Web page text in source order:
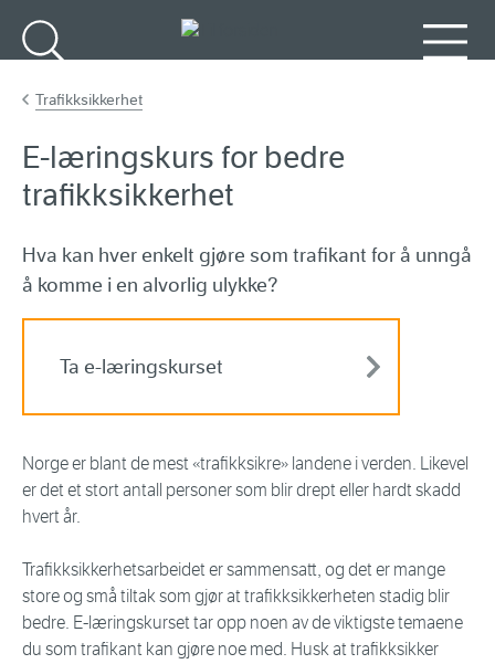
Trafikksikkerhet
E-læringskurs for bedre
trafikksikkerhet
Hva kan hver enkelt gjøre som trafikant for å unngå
å komme i en alvorlig ulykke?
Ta e-læringskurset
Norge er blant de mest «trafikksikre» landene i verden. Likevel
er det et stort antall personer som blir drept eller hardt skadd
hvert år.
Trafikksikkerhetsarbeidet er sammensatt, og det er mange
store og små tiltak som gjør at trafikksikkerheten stadig blir
bedre. E-læringskurset tar opp noen av de viktigste temaene
du som trafikant kan gjøre noe med. Husk at trafikksikker